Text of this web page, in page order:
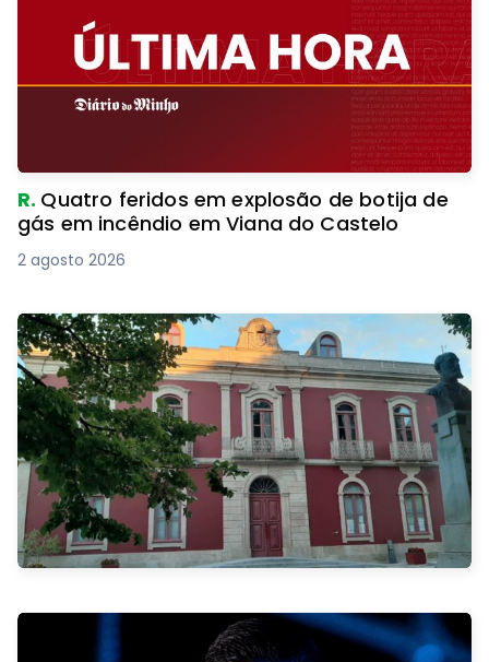
R. Quatro feridos em explosão de botija de
gás em incêndio em Viana do Castelo
2 agosto 2026